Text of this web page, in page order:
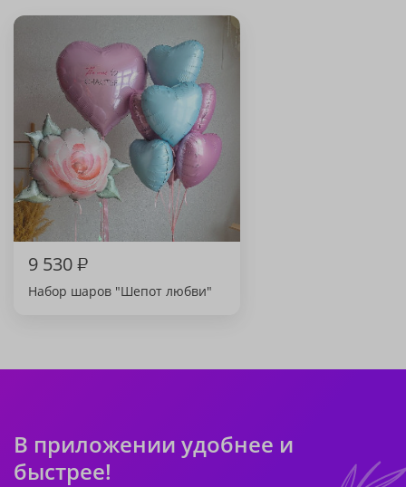
9 530₽
Набор шаров "Шепот любви"
В приложении удобнее и
быстрее!